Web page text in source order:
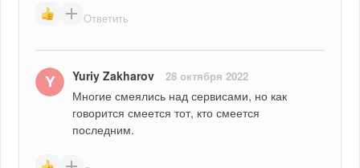
Ответить
Yuriy Zakharov 28 октября 2022
Многие смеялись над сервисами, но как
говорится смеется тот, кто смеется
последним.